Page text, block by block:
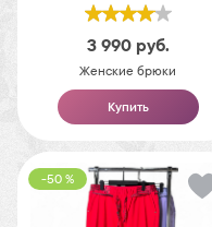
3 990 руб.
Женские брюки
Купить
-50 %